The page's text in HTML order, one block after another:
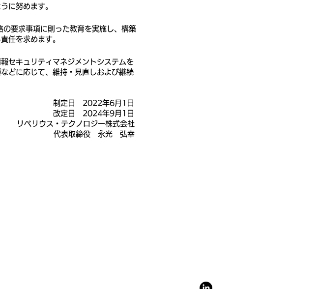
に努めます。
要求事項に則った教育を実施し、構築
任を求めます。
セキュリティマネジメントシステムを
どに応じて、維持・見直しおよび継続
制定日 2022年6月1日
改定日 2024年9月1日
リベリウス・テクノロジー株式会社
代表取締役 永光 弘幸